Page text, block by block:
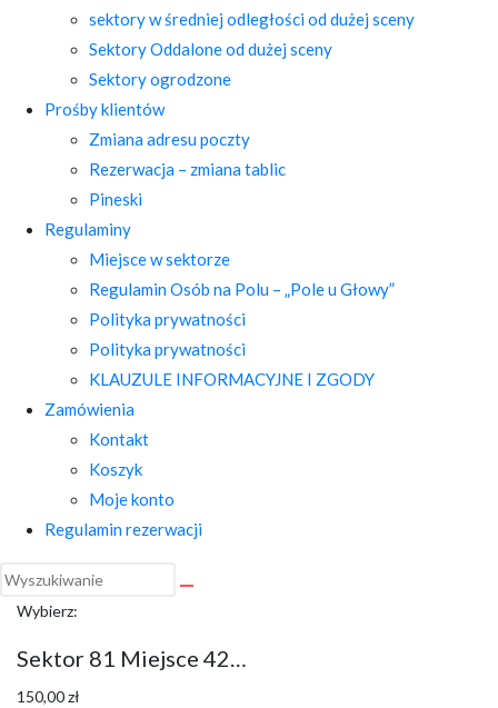
sektory w średniej odległości od dużej sceny
Sektory Oddalone od dużej sceny
Sektory ogrodzone
Prośby klientów
Zmiana adresu poczty
Rezerwacja – zmiana tablic
Pineski
Regulaminy
Miejsce w sektorze
Regulamin Osób na Polu – „Pole u Głowy”
Polityka prywatności
Polityka prywatności
KLAUZULE INFORMACYJNE I ZGODY
Zamówienia
Kontakt
Koszyk
Moje konto
Regulamin rezerwacji
Wybierz:
Sektor 81 Miejsce 42…
150,00zł